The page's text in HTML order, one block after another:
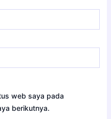
web saya pada
berikutnya.